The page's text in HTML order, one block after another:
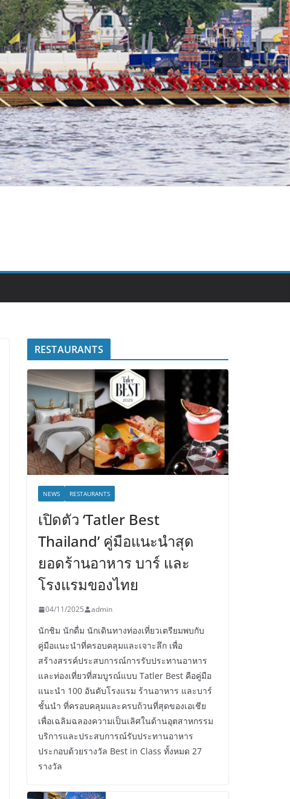
RESTAURANTS
NEWS RESTAURANTS
เปิดตัว ‘Tatler Best
Thailand’ คู่มือแนะนำสุด
ยอดร้านอาหาร บาร์ และ
โรงแรมของไทย
04/11/2025 admin
นักชิม นักดื่ม นักเดินทางท่องเที่ยวเตรียมพบกับ
คู่มือแนะนำที่ครอบคลุมและเจาะลึก เพื่อ
สร้างสรรค์ประสบการณ์การรับประทานอาหาร
และท่องเที่ยวที่สมบูรณ์แบบ Tatler Best คือคู่มือ
แนะนำ 100 อันดับโรงแรม ร้านอาหาร และบาร์
ชั้นนำ ที่ครอบคลุมและครบถ้วนที่สุดของเอเชีย
เพื่อเฉลิมฉลองความเป็นเลิศในด้านอุตสาหกรรม
บริการและประสบการณ์รับประทานอาหาร
ประกอบด้วยรางวัล Best in Class ทั้งหมด 27
รางวัล